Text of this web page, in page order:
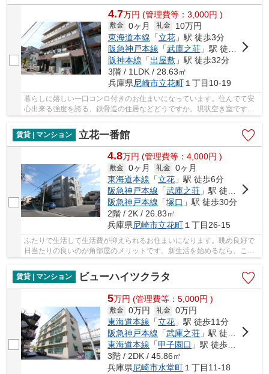
4.7万円 (管理費等：3,000円 )
敷金 0ヶ月 礼金
10万円
東海道本線 「立花」駅 徒歩3分
阪急神戸本線 「武庫之荘」駅 徒歩27分
阪神本線 「出屋敷」駅 徒歩32分
3階 / 1LDK / 28.63㎡
兵庫県尼崎市立花町１丁目10-19
暮らしに嬉しい一口コンロ付きのお住まいになっています。住んでて安
心出来る強度を誇る、鉄骨造の住居などどうですか。現状空き室ですの
で、即内見も可能。充実した設備がおすすめポ...
賃貸 | マンション
立花一番館
4.8万円 (管理費等：4,000円 )
敷金 0ヶ月 礼金 0ヶ月
東海道本線 「立花 」駅 徒歩6分
阪急神戸本線 「武庫之荘 」駅 徒歩28分
阪急神戸本線 「塚口 」駅 徒歩30分
2階 / 2K / 26.83㎡
兵庫県尼崎市立花町１丁目26-15
ふたりで生活して生活費が抑えられるお住まいになります。眺め良好で
日当たりの良いのが角部屋のメリットです。新生活を始めるなら、この
賃貸 | マンション
ビューハイツクラタ
5万円 (管理費等：5,000円 )
敷金 0万円 礼金 0万円
東海道本線 「立花 」駅 徒歩11分
阪急神戸本線 「武庫之荘 」駅 徒歩15分
東海道本線 「甲子園口 」駅 徒歩30分
3階 / 2DK / 45.86㎡
兵庫県尼崎市水堂町１丁目11-18